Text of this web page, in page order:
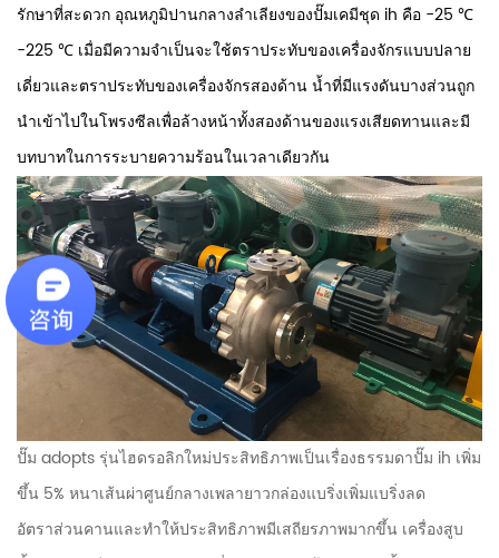
รักษาที่สะดวก อุณหภูมิปานกลางลำเลียงของปั๊มเคมีชุด ih คือ -25 ℃
-225 ℃ เมื่อมีความจำเป็นจะใช้ตราประทับของเครื่องจักรแบบปลาย
เดี่ยวและตราประทับของเครื่องจักรสองด้าน น้ำที่มีแรงดันบางส่วนถูก
นำเข้าไปในโพรงซีลเพื่อล้างหน้าทั้งสองด้านของแรงเสียดทานและมี
บทบาทในการระบายความร้อนในเวลาเดียวกัน
ปั๊ม adopts รุ่นไฮดรอลิกใหม่ประสิทธิภาพเป็นเรื่องธรรมดาปั๊ม ih เพิ่ม
ขึ้น 5% หนาเส้นผ่าศูนย์กลางเพลายาวกล่องแบริ่งเพิ่มแบริ่งลด
อัตราส่วนคานและทำให้ประสิทธิภาพมีเสถียรภาพมากขึ้น เครื่องสูบ